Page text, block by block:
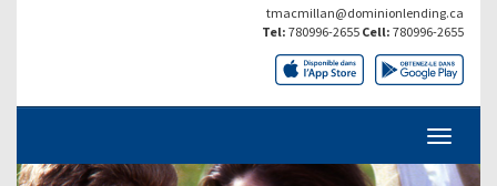
tmacmillan@dominionlending.ca
Tel: 780996-2655 Cell: 780996-2655